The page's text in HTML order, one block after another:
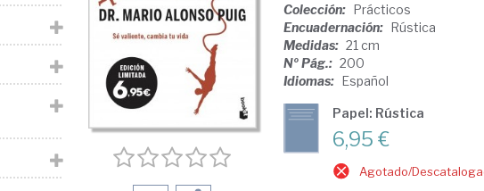
Colección: Prácticos
Encuadernación: Rústica
Medidas: 21 cm
Nº Pág.: 200
Idiomas: Español
Papel: Rústica
6,95 €
Agotado/